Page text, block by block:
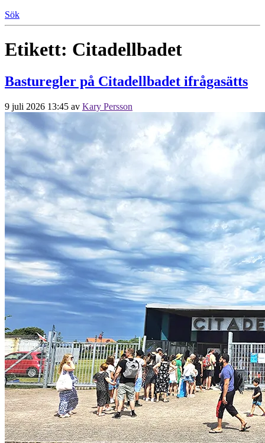
Sök
Etikett: Citadellbadet
Basturegler på Citadellbadet ifrågasätts
9 juli 2026 13:45 av Kary Persson